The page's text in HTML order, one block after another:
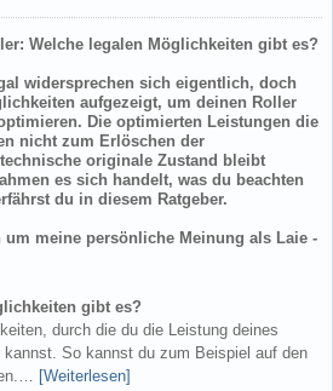
Welche legalen Möglichkeiten gibt es?
widersprechen sich eigentlich, doch
aufgezeigt, um deinen Roller
Die optimierten Leistungen die
nicht zum Erlöschen der
originale Zustand bleibt
es sich handelt, was du beachten
du in diesem Ratgeber.
um meine persönliche Meinung als Laie -
gibt es?
durch die du die Leistung deines
kannst. So kannst du zum Beispiel auf den
[Weiterlesen]